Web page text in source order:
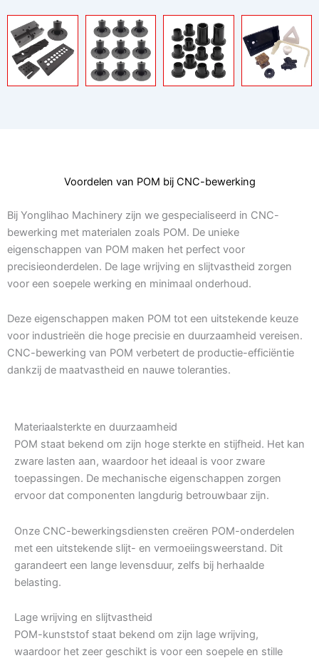
Voordelen van POM bij CNC-bewerking
Bij Yonglihao Machinery zijn we gespecialiseerd in CNC-
bewerking met materialen zoals POM. De unieke
eigenschappen van POM maken het perfect voor
precisieonderdelen. De lage wrijving en slijtvastheid zorgen
voor een soepele werking en minimaal onderhoud.
Deze eigenschappen maken POM tot een uitstekende keuze
voor industrieën die hoge precisie en duurzaamheid vereisen.
CNC-bewerking van POM verbetert de productie-efficiëntie
dankzij de maatvastheid en nauwe toleranties.
Materiaalsterkte en duurzaamheid
POM staat bekend om zijn hoge sterkte en stijfheid. Het kan
zware lasten aan, waardoor het ideaal is voor zware
toepassingen. De mechanische eigenschappen zorgen
ervoor dat componenten langdurig betrouwbaar zijn.
Onze CNC-bewerkingsdiensten creëren POM-onderdelen
met een uitstekende slijt- en vermoeiingsweerstand. Dit
garandeert een lange levensduur, zelfs bij herhaalde
belasting.
Lage wrijving en slijtvastheid
POM-kunststof staat bekend om zijn lage wrijving,
waardoor het zeer geschikt is voor een soepele en stille